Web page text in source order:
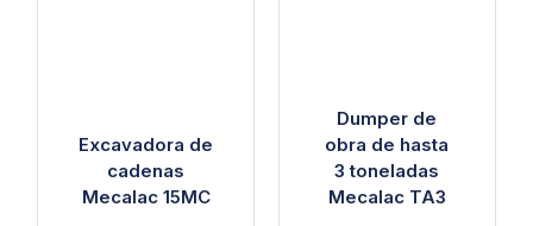
Excavadora de
cadenas
Mecalac 15MC
Dumper de
obra de hasta
3 toneladas
Mecalac TA3